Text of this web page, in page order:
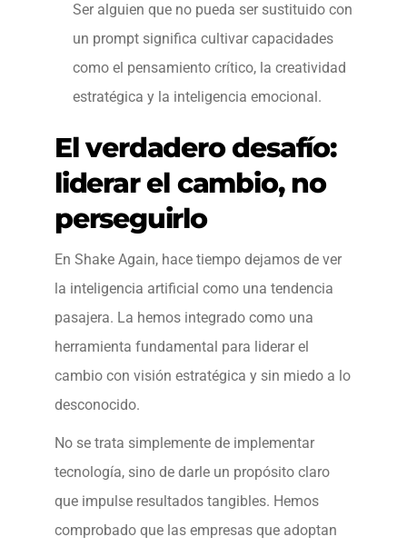
Ser alguien que no pueda ser sustituido con
un prompt significa cultivar capacidades
como el pensamiento crítico, la creatividad
estratégica y la inteligencia emocional.
El verdadero desafío:
liderar el cambio, no
perseguirlo
En Shake Again, hace tiempo dejamos de ver
la inteligencia artificial como una tendencia
pasajera. La hemos integrado como una
herramienta fundamental para liderar el
cambio con visión estratégica y sin miedo a lo
desconocido.
No se trata simplemente de implementar
tecnología, sino de darle un propósito claro
que impulse resultados tangibles. Hemos
comprobado que las empresas que adoptan